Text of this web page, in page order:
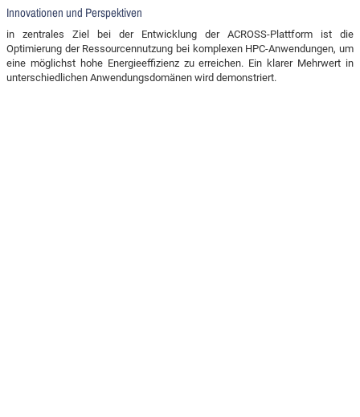
Innovationen und Perspektiven
in zentrales Ziel bei der Entwicklung der ACROSS-Plattform ist die
Optimierung der Ressourcennutzung bei komplexen HPC-Anwendungen, um
eine möglichst hohe Energieeffizienz zu erreichen. Ein klarer Mehrwert in
unterschiedlichen Anwendungsdomänen wird demonstriert.